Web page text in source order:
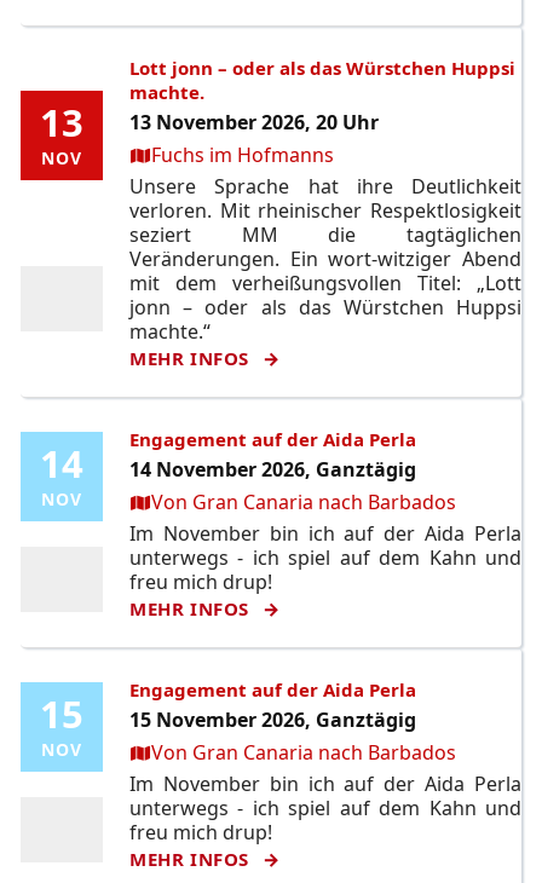
13
NOV
13
NOV
Lott jonn – oder als das Würstchen Huppsi
machte.
13 November 2026, 20 Uhr
Ort:Fuchs im Hofmanns
Unsere Sprache hat ihre Deutlichkeit
verloren. Mit rheinischer Respektlosigkeit
seziert MM die tagtäglichen
Veränderungen. Ein wort-witziger Abend
mit dem verheißungsvollen Titel: „Lott
jonn – oder als das Würstchen Huppsi
machte.“
MEHR INFOS
14
NOV
14
NOV
Engagement auf der Aida Perla
14 November 2026, Ganztägig
Ort:Von Gran Canaria nach Barbados
Im November bin ich auf der Aida Perla
unterwegs - ich spiel auf dem Kahn und
freu mich drup!
MEHR INFOS
15
NOV
15
NOV
Engagement auf der Aida Perla
15 November 2026, Ganztägig
Ort:Von Gran Canaria nach Barbados
Im November bin ich auf der Aida Perla
unterwegs - ich spiel auf dem Kahn und
freu mich drup!
MEHR INFOS